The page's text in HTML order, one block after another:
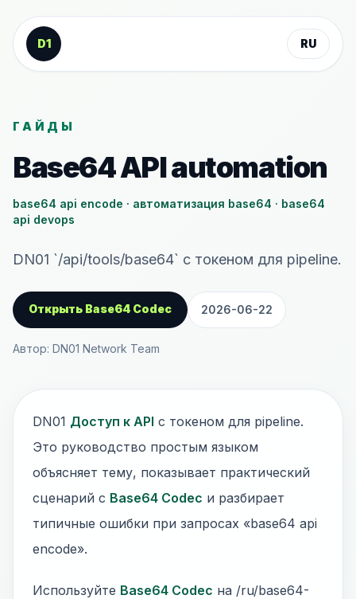
К содержанию
D1
RU
ГАЙДЫ
Base64 API automation
base64 api encode · автоматизация base64 · base64
api devops
DN01 `/api/tools/base64` с токеном для pipeline.
Открыть Base64 Codec 2026-06-22
Автор: DN01 Network Team
DN01 Доступ к API с токеном для pipeline.
Это руководство простым языком
объясняет тему, показывает практический
сценарий с Base64 Codec и разбирает
типичные ошибки при запросах «base64 api
encode».
Используйте Base64 Codec на /ru/base64-